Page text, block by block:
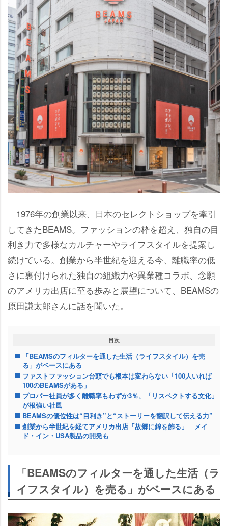
1976年の創業以来、日本のセレクトショップを牽引
してきたBEAMS。ファッションの枠を超え、独自の目
利き力で多様なカルチャーやライフスタイルを提案し
続けている。創業から半世紀を迎える今、離職率の低
さに裏付けられた独自の組織力や異業種コラボ、念願
のアメリカ出店に至る歩みと展望について、BEAMSの
原田謙太郎さんに話を聞いた。
目次
「BEAMSのフィルターを通した生活（ライフスタイル）を売
る」がベースにある
ファストファッション台頭でも根本は変わらない「100人いれば
100のBEAMSがある」
プロパー社員が多く離職率もわずか3％、「リスペクトする文化」
が根強い社風
BEAMSの優位性は“目利き”と“ストーリーを翻訳して伝える力”
創業から半世紀を経てアメリカ出店「故郷に錦を飾る」 メイ
ド・イン・USA製品の開発も
「BEAMSのフィルターを通した生活（ラ
イフスタイル）を売る」がベースにある